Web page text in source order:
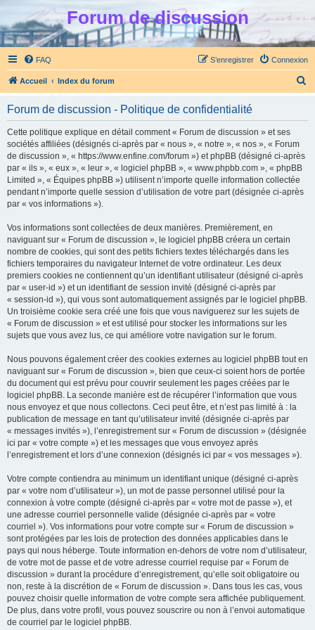
Forum de discussion
FAQ Connexion
S’enregistrer
Accueil Index du forum
Forum de discussion - Politique de confidentialité
Cette politique explique en détail comment « Forum de discussion » et ses
sociétés affiliées (désignés ci-après par « nous », « notre », « nos », « Forum
de discussion », « https://www.enfine.com/forum ») et phpBB (désigné ci-après
par « ils », « eux », « leur », « logiciel phpBB », « www.phpbb.com », « phpBB
Limited », « Équipes phpBB ») utilisent n’importe quelle information collectée
pendant n’importe quelle session d’utilisation de votre part (désignée ci-après
par « vos informations »).
Vos informations sont collectées de deux manières. Premièrement, en
naviguant sur « Forum de discussion », le logiciel phpBB créera un certain
nombre de cookies, qui sont des petits fichiers textes téléchargés dans les
fichiers temporaires du navigateur Internet de votre ordinateur. Les deux
premiers cookies ne contiennent qu’un identifiant utilisateur (désigné ci-après
par « user-id ») et un identifiant de session invité (désigné ci-après par
« session-id »), qui vous sont automatiquement assignés par le logiciel phpBB.
Un troisième cookie sera créé une fois que vous naviguerez sur les sujets de
« Forum de discussion » et est utilisé pour stocker les informations sur les
sujets que vous avez lus, ce qui améliore votre navigation sur le forum.
Nous pouvons également créer des cookies externes au logiciel phpBB tout en
naviguant sur « Forum de discussion », bien que ceux-ci soient hors de portée
du document qui est prévu pour couvrir seulement les pages créées par le
logiciel phpBB. La seconde manière est de récupérer l’information que vous
nous envoyez et que nous collectons. Ceci peut être, et n’est pas limité à : la
publication de message en tant qu’utilisateur invité (désignée ci-après par
« messages invités »), l’enregistrement sur « Forum de discussion » (désignée
ici par « votre compte ») et les messages que vous envoyez après
l’enregistrement et lors d’une connexion (désignés ici par « vos messages »).
Votre compte contiendra au minimum un identifiant unique (désigné ci-après
par « votre nom d’utilisateur »), un mot de passe personnel utilisé pour la
connexion à votre compte (désigné ci-après par « votre mot de passe »), et
une adresse courriel personnelle valide (désignée ci-après par « votre
courriel »). Vos informations pour votre compte sur « Forum de discussion »
sont protégées par les lois de protection des données applicables dans le
pays qui nous héberge. Toute information en-dehors de votre nom d’utilisateur,
de votre mot de passe et de votre adresse courriel requise par « Forum de
discussion » durant la procédure d’enregistrement, qu’elle soit obligatoire ou
non, reste à la discrétion de « Forum de discussion ». Dans tous les cas, vous
pouvez choisir quelle information de votre compte sera affichée publiquement.
De plus, dans votre profil, vous pouvez souscrire ou non à l’envoi automatique
de courriel par le logiciel phpBB.